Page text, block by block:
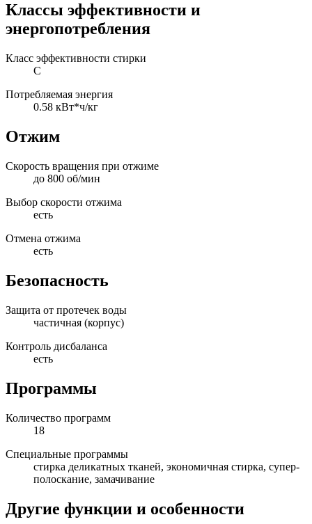
Классы эффективности и
энергопотребления
Класс эффективности стирки
C
Потребляемая энергия
0.58 кВт*ч/кг
Отжим
Скорость вращения при отжиме
до 800 об/мин
Выбор скорости отжима
есть
Отмена отжима
есть
Безопасность
Защита от протечек воды
частичная (корпус)
Контроль дисбаланса
есть
Программы
Количество программ
18
Специальные программы
стирка деликатных тканей, экономичная стирка, супер-
полоскание, замачивание
Другие функции и особенности